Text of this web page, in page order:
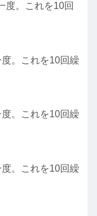
度。これを10回
。これを10回繰
。これを10回繰
。これを10回繰